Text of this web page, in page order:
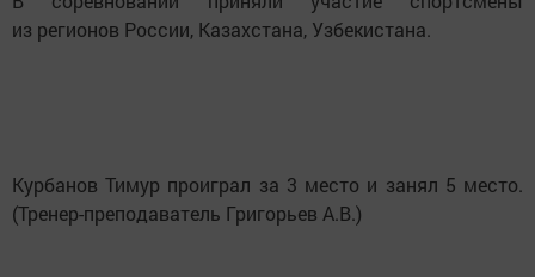
из регионов России, Казахстана, Узбекистана.
Курбанов Тимур проиграл за 3 место и занял 5 место.
(Тренер-преподаватель Григорьев А.В.)